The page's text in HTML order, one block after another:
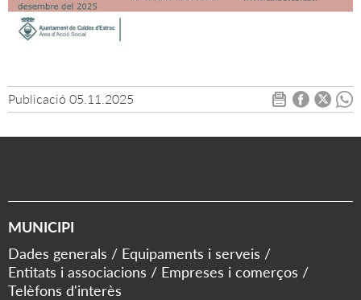
Publicació 05.11.2025
MUNICIPI
Dades generals
Equipaments i serveis
Entitats i associacions
Empreses i comerços
Telèfons d'interès